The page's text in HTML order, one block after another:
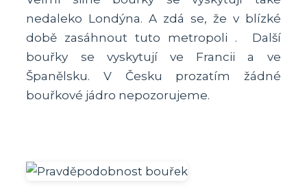
nedaleko Londýna. A zdá se, že v blízké
době zasáhnout tuto metropoli . Další
bouřky se vyskytují ve Francii a ve
Španělsku. V Česku prozatím žádné
bouřkové jádro nepozorujeme.
Image